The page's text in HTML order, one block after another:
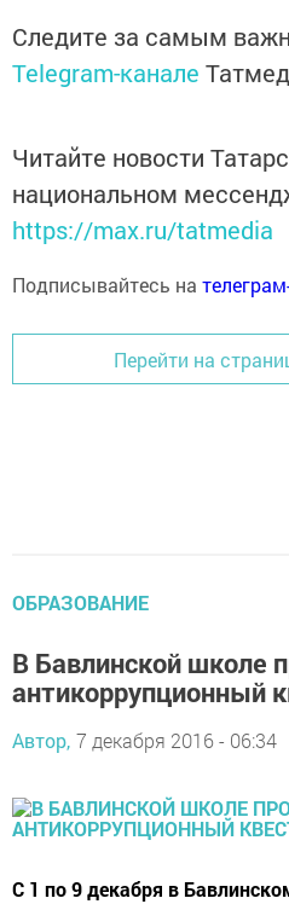
Следите за самым
Telegram-канале
Читайте новости
национальном
https://max.ru/tatmedia
Подписывайтесь на
Перейти на
ОБРАЗОВАНИЕ
В Бавлинской школе
антикоррупционный
Автор, 7 декабря 2016 - 06:34
С 1 по 9 декабря в